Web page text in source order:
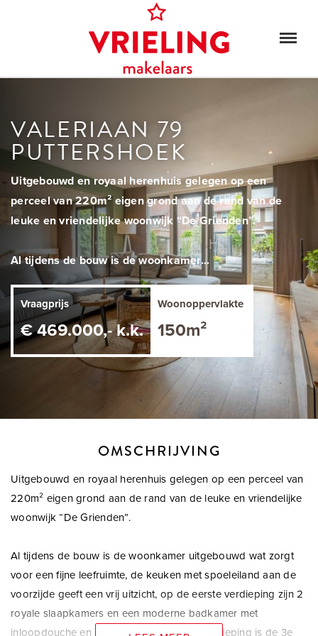
VALERIAAN 79
PUTTERSHOEK
Uitgebouwd en royaal herenhuis gelegen op een
perceel van 220m² eigen grond aan de rand van de
leuke en vriendelijke woonwijk “De Grienden”.
Al tijdens de bouw is de woonkamer...
Vraagprijs
€ 469.000,- k.k.
Woonoppervlakte
150m²
OMSCHRIJVING
Uitgebouwd en royaal herenhuis gelegen op een perceel van
220m² eigen grond aan de rand van de leuke en vriendelijke
woonwijk “De Grienden”.
Al tijdens de bouw is de woonkamer uitgebouwd wat zorgt
voor een fijne leefruimte, de keuken met spoeleiland aan de
voorzijde geeft een vrij uitzicht, op de eerste verdieping zijn 2
royale slaapkamers en een moderne badkamer met
inloopdouche en ligbad. Op de tweede verdieping is de 3e